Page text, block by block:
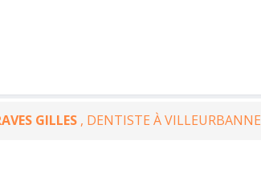
GILLES , DENTISTE À VILLEURBANNE